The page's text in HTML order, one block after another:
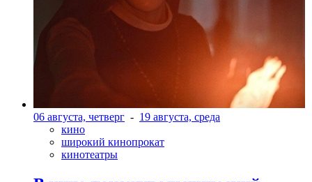
06 августа, четверг - 19 августа, среда
кино
широкий кинопрокат
кинотеатры